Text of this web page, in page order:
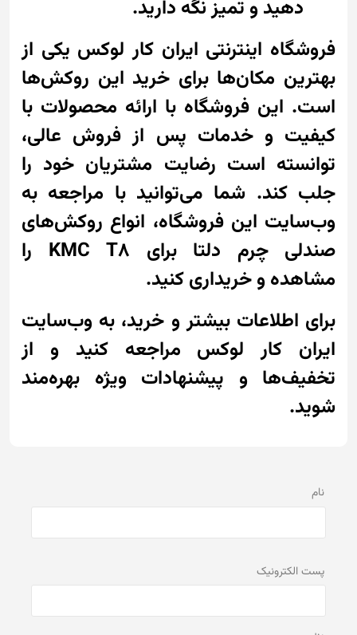
دهید و تمیز نگه دارید.
فروشگاه اینترنتی ایران کار لوکس یکی از
بهترین مکان‌ها برای خرید این روکش‌ها
است. این فروشگاه با ارائه محصولات با
کیفیت و خدمات پس از فروش عالی،
توانسته است رضایت مشتریان خود را
جلب کند. شما می‌توانید با مراجعه به
وب‌سایت این فروشگاه، انواع روکش‌های
صندلی چرم دلتا برای KMC T8 را
مشاهده و خریداری کنید.
برای اطلاعات بیشتر و خرید، به وب‌سایت
ایران کار لوکس مراجعه کنید و از
تخفیف‌ها و پیشنهادات ویژه بهره‌مند
شوید.
نام
پست الكترونيک